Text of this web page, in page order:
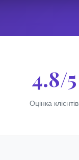
4.8/5
Оцінка клієнтів